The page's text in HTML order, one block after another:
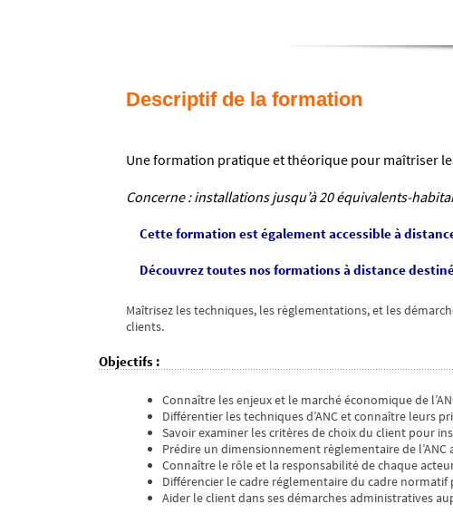
Descriptif de la formation
Une formation pratique et théorique pour maîtriser
Concerne : installations jusqu’à 20 équivalents-
Cette formation est également accessible à
Découvrez toutes nos formations à distance
Maîtrisez les techniques, les règlementations, et les
clients.
Objectifs :
Connaître les enjeux et le marché économique de
Différentier les techniques d’ANC et connaître leurs
Savoir examiner les critères de choix du client pour
Prédire un dimensionnement règlementaire de
Connaître le rôle et la responsabilité de chaque acteur
Différencier le cadre réglementaire du cadre
Aider le client dans ses démarches administratives